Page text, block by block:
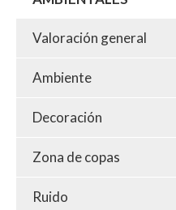
Valoración general
Ambiente
Decoración
Zona de copas
Ruido